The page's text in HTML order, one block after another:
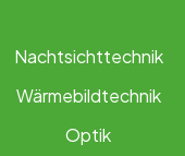
Nachtsichttechnik
Wärmebildtechnik
Optik